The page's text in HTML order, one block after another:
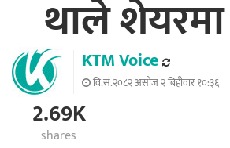
थाले
KTM Voice
वि.सं.२०८२ असोज २ बिहीवार १०:३६
2.69K
shares